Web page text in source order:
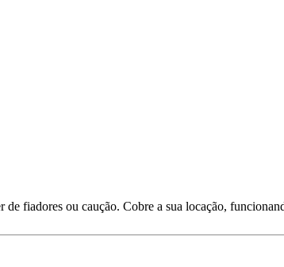
de fiadores ou caução. Cobre a sua locação,